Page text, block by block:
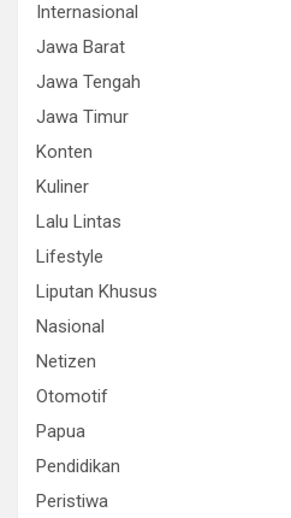
Internasional
Jawa Barat
Jawa Tengah
Jawa Timur
Konten
Kuliner
Lalu Lintas
Lifestyle
Liputan Khusus
Nasional
Netizen
Otomotif
Papua
Pendidikan
Peristiwa